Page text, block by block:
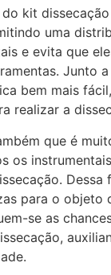
kit
uma
e evita que
Junto
bem mais
realizar a
que é
os
Dessa
para o objeto
se as